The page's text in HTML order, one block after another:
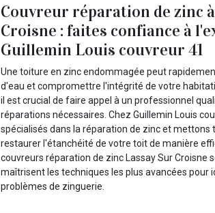
Couvreur réparation de zinc
Croisne : faites confiance à
Guillemin Louis couvreur 41
Une toiture en zinc endommagée peut
d'eau et compromettre l'intégrité de votre
il est crucial de faire appel à un professionnel
réparations nécessaires. Chez Guillemin Louis
spécialisés dans la réparation de zinc et
restaurer l'étanchéité de votre toit de manière
couvreurs réparation de zinc Lassay Sur Croisne
maîtrisent les techniques les plus avancées pour
problèmes de zinguerie.